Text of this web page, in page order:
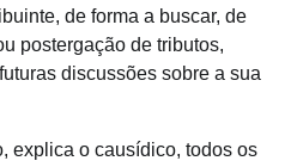
de forma a buscar, de
postergação de tributos,
discussões sobre a sua
explica o causídico, todos os